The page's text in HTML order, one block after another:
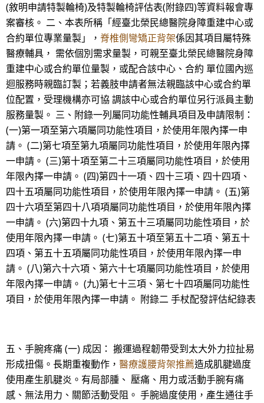
(敘明申請特製輪椅)及特製輪椅評估表(附錄四)等資料報會專
案審核。 二、本表所稱「經臺北榮民總醫院身障重建中心或
合約單位專業量製」， 脊椎側彎矯正背架係因其項目屬特殊
醫療輔具， 需依個別需求量製，可親至臺北榮民總醫院身障
重建中心或合約單位量製，或配合該中心、合約 單位國內巡
迴服務時親臨訂製；若義肢申請者無法親臨該中心或合約單
位配置，受理機構亦可協 調該中心或合約單位另行派員主動
服務量製。 三、附錄一列屬同功能性輔具項目及申請限制：
(一)第一項至第六項屬同功能性項目，於使用年限內擇一申
請。 (二)第七項至第九項屬同功能性項目，於使用年限內擇
一申請。 (三)第十項至第二十三項屬同功能性項目，於使用
年限內擇一申請。 (四)第四十一項、四十三項、四十四項、
四十五項屬同功能性項目，於使用年限內擇一申請。 (五)第
四十六項至第四十八項項屬同功能性項目，於使用年限內擇
一申請。 (六)第四十九項、第五十三項屬同功能性項目，於
使用年限內擇一申請。 (七)第五十項至第五十二項、第五十
四項、第五十五項屬同功能性項目，於使用年限內擇一申
請。 (八)第六十六項、第六十七項屬同功能性項目，於使用
年限內擇一申請。 (九)第七十三項、第七十四項屬同功能性
項目，於使用年限內擇一申請。 附錄二 手杖配發評估紀錄表
五、手腕疼痛 (一) 成因： 搬運過程韌帶受到太大外力拉扯易
形成扭傷。長期重複動作， 醫療護腰背架推薦造成肌腱過度
使用產生肌腱炎。有局部腫、 壓痛、用力或活動手腕有痛
感、無法用力、關節活動受阻。 手腕過度使用，產生通往手